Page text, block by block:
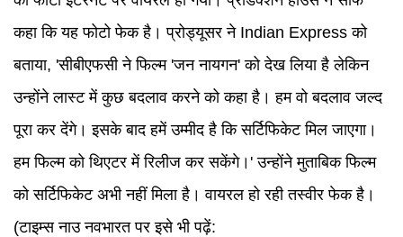
कहा कि यह फोटो फेक है। प्रोड्यूसर ने Indian Express को
बताया, 'सीबीएफसी ने फिल्म 'जन नायगन' को देख लिया है लेकिन
उन्होंने लास्ट में कुछ बदलाव करने को कहा है। हम वो बदलाव जल्द
पूरा कर देंगे। इसके बाद हमें उम्मीद है कि सर्टिफिकेट मिल जाएगा।
हम फिल्म को थिएटर में रिलीज कर सकेंगे।' उन्होंने मुताबिक फिल्म
को सर्टिफिकेट अभी नहीं मिला है। वायरल हो रही तस्वीर फेक है।
(टाइम्स नाउ नवभारत पर इसे भी पढ़ें: